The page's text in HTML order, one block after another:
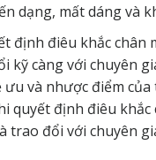
dạng, mất dáng và
định điêu khắc chân
kỹ càng với chuyên
ưu và nhược điểm
quyết định điêu khắc
trao đổi với chuyên